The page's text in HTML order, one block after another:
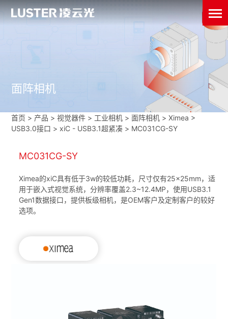
面阵相机
首页 > 产品 > 视觉器件 > 工业相机 >面阵相机 >Ximea >
USB3.0接口 > xiC - USB3.1超紧凑 > MC031CG-SY
MC031CG-SY
Ximea的xiC具有低于3w的较低功耗，尺寸仅有25×25mm，适
用于嵌入式视觉系统，分辨率覆盖2.3~12.4MP，使用USB3.1
Gen1数据接口，提供板级相机，是OEM客户及定制客户的较好
选项。